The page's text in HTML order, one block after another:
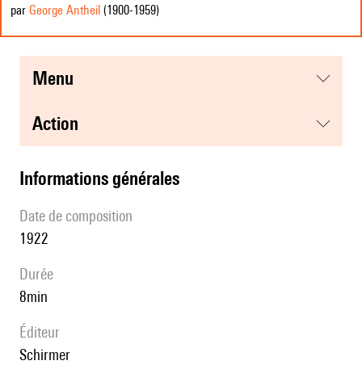
par George Antheil (1900-1959)
menu
action
informations générales
date de composition
1922
durée
8min
éditeur
Schirmer